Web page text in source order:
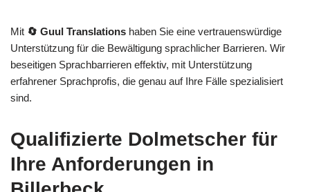
Mit 🔄 Guul Translations haben Sie eine vertrauenswürdige
Unterstützung für die Bewältigung sprachlicher Barrieren. Wir
beseitigen Sprachbarrieren effektiv, mit Unterstützung
erfahrener Sprachprofis, die genau auf Ihre Fälle spezialisiert
sind.
Qualifizierte Dolmetscher für
Ihre Anforderungen in